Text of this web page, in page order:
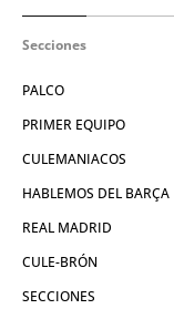
Secciones
PALCO
PRIMER EQUIPO
CULEMANIACOS
HABLEMOS DEL BARÇA
REAL MADRID
CULE-BRÓN
SECCIONES